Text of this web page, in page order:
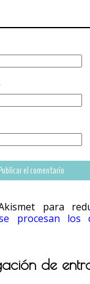
para
procesan los
de